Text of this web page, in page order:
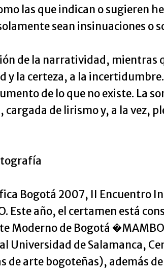
las que indican o sugieren
sean insinuaciones o
de la narratividad, mientras
y la certeza, a la
de lo que no existe. La
de lirismo y, a la vez,
Bogotá 2007, II Encuentro
Este año, el certamen está
Moderno de Bogotá
Universidad de Salamanca,
arte bogoteñas), además